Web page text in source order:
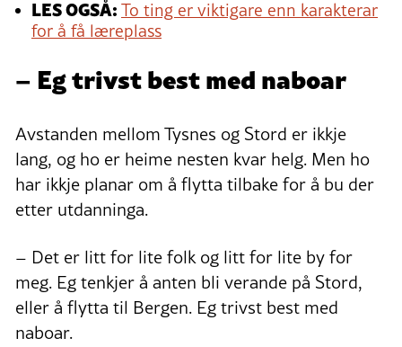
LES OGSÅ:To ting er viktigare enn karakterar
for å få læreplass
– Eg trivst best med naboar
Avstanden mellom Tysnes og Stord er ikkje
lang, og ho er heime nesten kvar helg. Men ho
har ikkje planar om å flytta tilbake for å bu der
etter utdanninga.
– Det er litt for lite folk og litt for lite by for
meg. Eg tenkjer å anten bli verande på Stord,
eller å flytta til Bergen. Eg trivst best med
naboar.